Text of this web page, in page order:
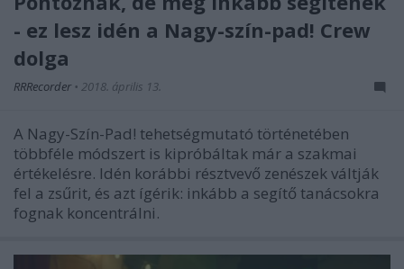
- ez lesz idén a Nagy-szín-pad! Crew
dolga
RRRecorder • 2018. április 13.
A Nagy-Szín-Pad! tehetségmutató történetében
többféle módszert is kipróbáltak már a szakmai
értékelésre. Idén korábbi résztvevő zenészek váltják
fel a zsűrit, és azt ígérik: inkább a segítő tanácsokra
fognak koncentrálni.